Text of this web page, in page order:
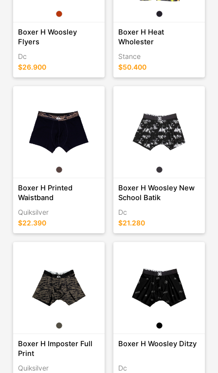
Boxer H Woosley
Flyers
Dc
$26.900
Boxer H Heat
Wholester
Stance
$50.400
Boxer H Printed
Waistband
Quiksilver
$22.390
Boxer H Woosley New
School Batik
Dc
$21.280
Boxer H Imposter Full
Print
Quiksilver
Boxer H Woosley Ditzy
Dc